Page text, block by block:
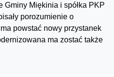
Gminy Miękinia i spółka PKP
porozumienie o
powstać nowy przystanek
ma zostać także